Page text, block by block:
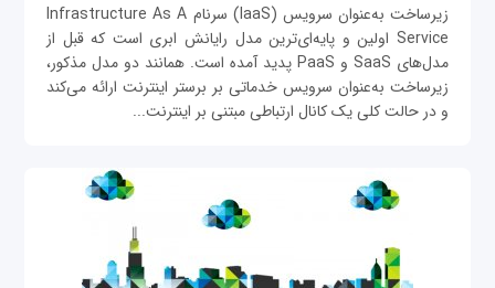
زیرساخت به‌عنوان سرویس (IaaS) سرنام Infrastructure As A
Service اولین و پایه‌ای‌ترین مدل رایانش ابری است که قبل از
مدل‌های SaaS و PaaS پدید آمده است. همانند دو مدل مذکور،
زیرساخت به‌عنوان سرویس خدماتی بر برستر اینترنت ارائه می‌کند
و در حالت کلی یک کانال ارتباطی مبتنی بر اینترنت...